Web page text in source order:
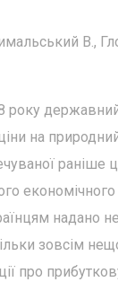
В.,
року
на
раніше
економічного
надано
зовсім
про